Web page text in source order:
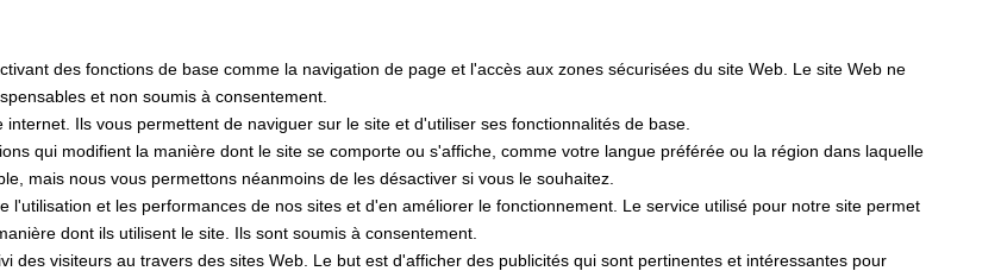
des fonctions de base comme la navigation de page et l'accès aux zones sécurisées du site Web. Le site Web ne
et non soumis à consentement.
Ils vous permettent de naviguer sur le site et d'utiliser ses fonctionnalités de base.
qui modifient la manière dont le site se comporte ou s'affiche, comme votre langue préférée ou la région dans laquelle
mais nous vous permettons néanmoins de les désactiver si vous le souhaitez.
l'utilisation et les performances de nos sites et d'en améliorer le fonctionnement. Le service utilisé pour notre site permet
dont ils utilisent le site. Ils sont soumis à consentement.
des visiteurs au travers des sites Web. Le but est d'afficher des publicités qui sont pertinentes et intéressantes pour